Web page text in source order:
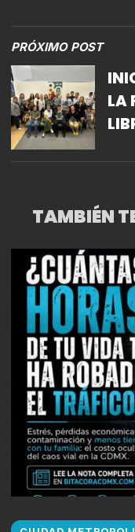
PRÓXIMO POST
LA
TAMBIÉN